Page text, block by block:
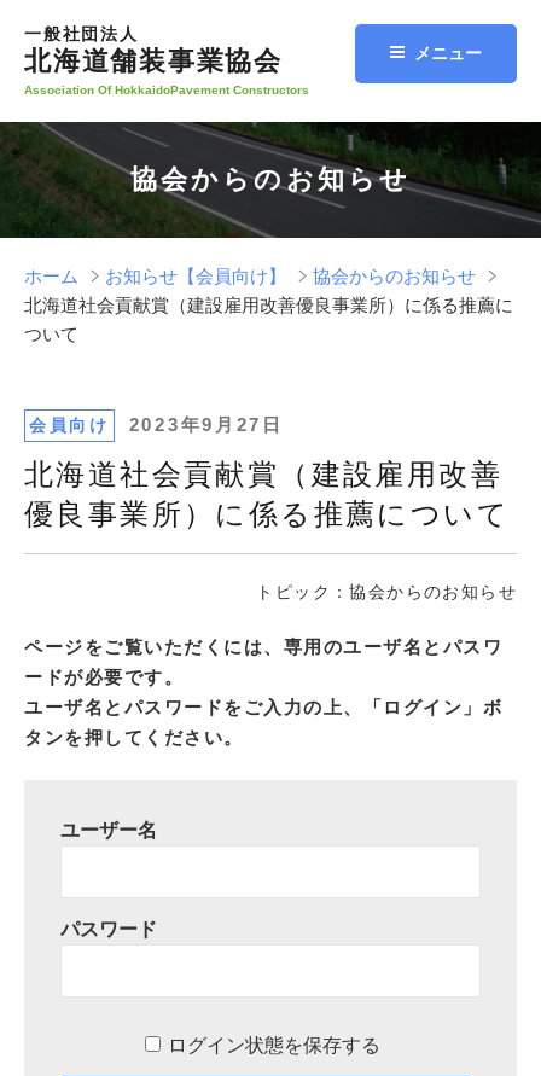
ツ
へ
ス
一般社団法人
北海道舗装事業協会
Association Of HokkaidoPavement Constructors
メニュー
協会からのお知らせ
ホーム お知らせ【会員向け】
協会からのお知らせ
北海道社会貢献賞（建設雇用改善優良事業所）に係る推薦に
ついて
会員向け
投
日:
2023年9月27日
北海道社会貢献賞（建設雇用改善
優良事業所）に係る推薦について
トピック：協会からのお知らせ
ページをご覧いただくには、専用のユーザ名とパスワ
ードが必要です。
ユーザ名とパスワードをご入力の上、「ログイン」ボ
タンを押してください。
ユーザー名
パスワード
ログイン状態を保存する